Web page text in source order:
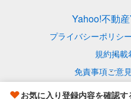
お気に入り登録内容を確認す
Yahoo!不動産
プライバシーポリシー
規約掲載
免責事項ご意
© LY